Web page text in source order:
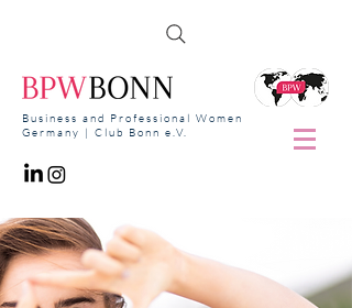
Business and Professional Women
Germany | Club Bonn e.V.